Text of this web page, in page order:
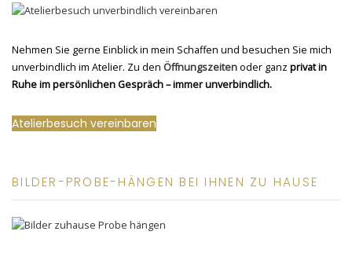
Nehmen Sie gerne Einblick in mein Schaffen und besuchen Sie mich
unverbindlich im Atelier. Zu den Öffnungszeitenoder ganz privat in
Ruhe im persönlichen Gespräch – immer unverbindlich.
Atelierbesuch vereinbaren
BILDER-PROBE-HÄNGEN BEI IHNEN ZU HAUSE